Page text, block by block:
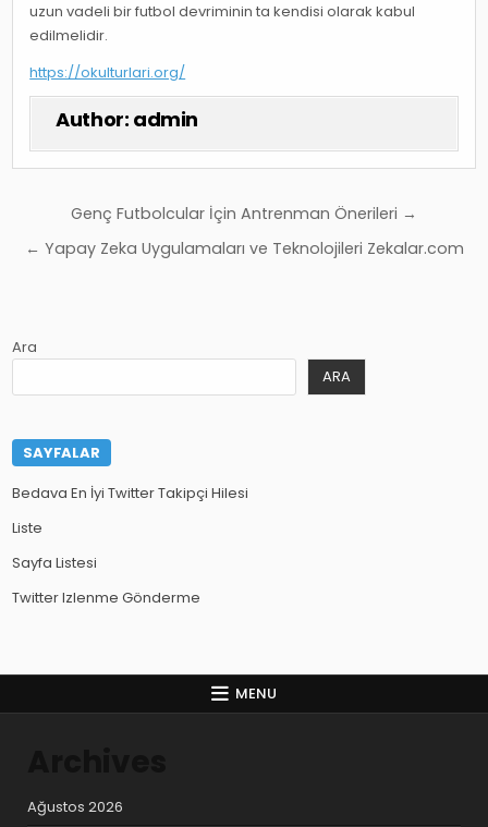
uzun vadeli bir futbol devriminin ta kendisi olarak kabul
edilmelidir.
https://okulturlari.org/
Author: admin
Yazı
gezinmesi
Genç Futbolcular İçin Antrenman Önerileri →
← Yapay Zeka Uygulamaları ve Teknolojileri Zekalar.com
Ara
ARA
SAYFALAR
Bedava En İyi Twitter Takipçi Hilesi
Liste
Sayfa Listesi
Twitter Izlenme Gönderme
MENU
Ağustos 2026